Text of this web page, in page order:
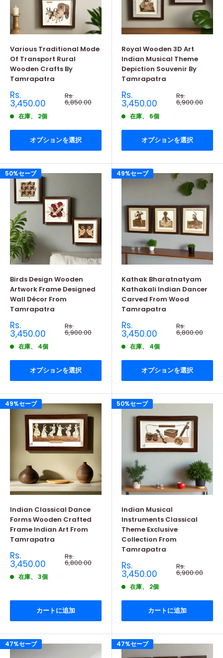
Various Traditional Mode
Of Transport Rural
Wooden Crafts By
Tamrapatra
販
売
価
格
Rs.
3,450.00
通
常
価
Rs.
6,850.00
在庫、 2個
オプションを選択
Royal Wooden 3D Art
Indian Musical Theme
Depiction Souvenir By
Tamrapatra
販
売
価
格
Rs.
3,450.00
通
常
価
Rs.
6,900.00
在庫、 6個
オプションを選択
50%セーブ
Birds Design Wooden
Artwork Frame Designed
Wall Décor From
Tamrapatra
販
売
価
格
Rs.
3,450.00
通
常
価
Rs.
6,900.00
在庫、 4個
オプションを選択
49%セーブ
Kathak Bharatnatyam
Kathakali Indian Dancer
Carved From Wood
Tamrapatra
販
売
価
格
Rs.
3,450.00
通
常
価
Rs.
6,800.00
在庫、 4個
オプションを選択
49%セーブ
Indian Classical Dance
Forms Wooden Crafted
Frame Indian Art From
Tamrapatra
販
売
価
格
Rs.
3,450.00
通
常
価
Rs.
6,800.00
在庫、 3個
カートに追加
50%セーブ
Indian Musical
Instruments Classical
Theme Exclusive
Collection From
Tamrapatra
販
売
価
格
Rs.
3,450.00
通
常
価
Rs.
6,900.00
在庫、 2個
カートに追加
47%セーブ 47%セーブ